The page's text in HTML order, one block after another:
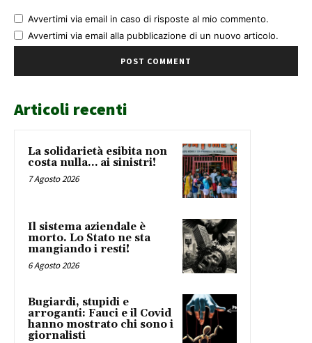
Avvertimi via email in caso di risposte al mio commento.
Avvertimi via email alla pubblicazione di un nuovo articolo.
Articoli recenti
La solidarietà esibita non
costa nulla… ai sinistri!
7 Agosto 2026
Il sistema aziendale è
morto. Lo Stato ne sta
mangiando i resti!
6 Agosto 2026
Bugiardi, stupidi e
arroganti: Fauci e il Covid
hanno mostrato chi sono i
giornalisti